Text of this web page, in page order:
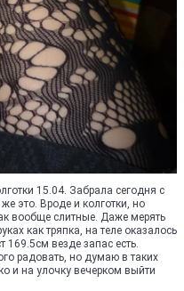
15.04. Забрала сегодня с
это. Вроде и колготки, но
вообще слитные. Даже мерять
как тряпка, на теле оказалось
169.5см везде запас есть.
радовать, но думаю в таких
и на улочку вечерком выйти